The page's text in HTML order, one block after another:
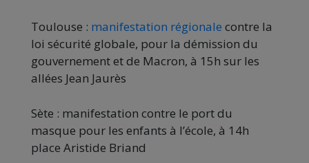
Toulouse : manifestation régionale contre la
loi sécurité globale, pour la démission du
gouvernement et de Macron, à 15h sur les
allées Jean Jaurès
Sète : manifestation contre le port du
masque pour les enfants à l’école, à 14h
place Aristide Briand